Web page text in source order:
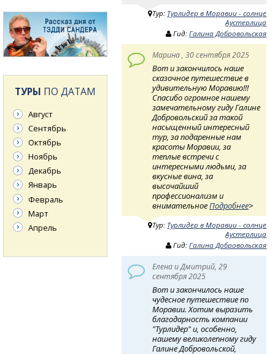
Тур: Турлидер в Моравии - солнце
Аустерлица
Гид:Галина Добровольская
Марина , 30 сентября 2025
Вот и закончилось наше
сказочное путешествие в
удивительную Моравию!!!
Спасибо огромное нашему
замечательному гиду Галине
Добровольский за такой
насыщенный интересный
тур, за подаренные нам
красоты Моравии, за
теплые встречи с
интересными людьми, за
вкусные вина, за
высочайший
профессионализм и
внимательноеПодробнее>
Тур: Турлидер в Моравии - солнце
Аустерлица
Гид:Галина Добровольская
Елена и Дмитрий, 29
сентября 2025
Вот и закончилось наше
чудесное путешествие по
Моравии. Хотим выразить
благодарность компании
"Турлидер" и, особенно,
нашему великолепному гиду
Галине Добровольской,
ТУРЫ ПО ДАТАМ
Август
Сентябрь
Октябрь
Ноябрь
Декабрь
Январь
Февраль
Март
Апрель